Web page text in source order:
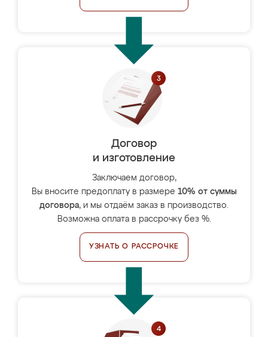
Договор
и изготовление
Заключаем договор,
Вы вносите предоплату в размере 10% от суммы
договора, и мы отдаём заказ в производство.
Возможна оплата в рассрочку без %.
УЗНАТЬ О РАССРОЧКЕ